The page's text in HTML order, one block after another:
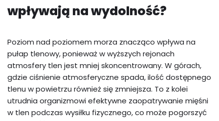
wpływają na wydolność?
Poziom nad poziomem morza znacząco wpływa na
pułap tlenowy, ponieważ w wyższych rejonach
atmosfery tlen jest mniej skoncentrowany. W górach,
gdzie ciśnienie atmosferyczne spada, ilość dostępnego
tlenu w powietrzu również się zmniejsza. To z kolei
utrudnia organizmowi efektywne zaopatrywanie mięśni
w tlen podczas wysiłku fizycznego, co może pogorszyć